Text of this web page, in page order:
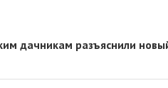
дачникам разъяснили